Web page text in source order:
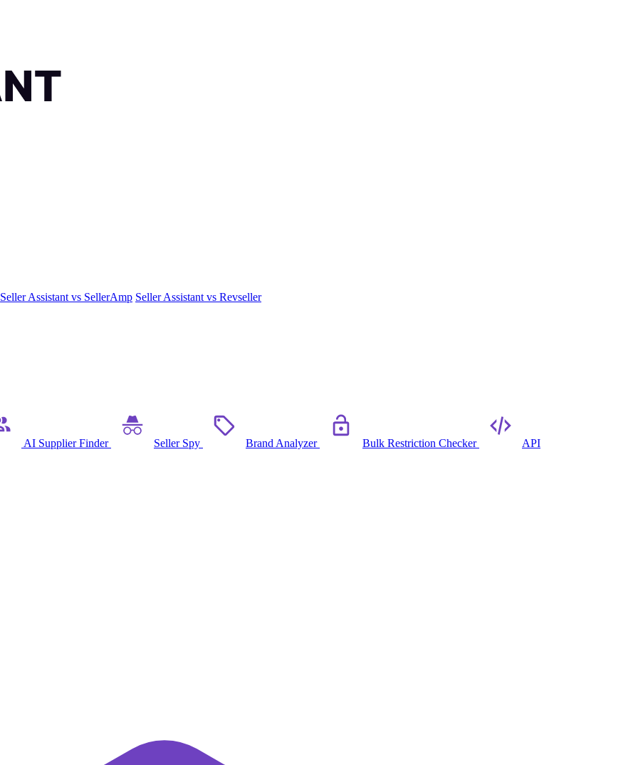
Seller Assistant vs SellerAmp Seller Assistant vs Revseller
AI Supplier Finder Seller Spy Brand Analyzer Bulk Restriction Checker
API